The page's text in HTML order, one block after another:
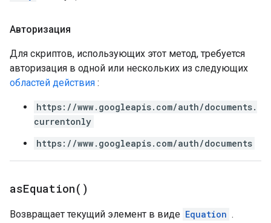
Авторизация
Для скриптов, использующих этот метод, требуется
авторизация в одной или нескольких из следующих
областей действия :
https://www.googleapis.com/auth/documents.
currentonly
https://www.googleapis.com/auth/documents
asEquation( )
Возвращает текущий элемент в виде Equation .